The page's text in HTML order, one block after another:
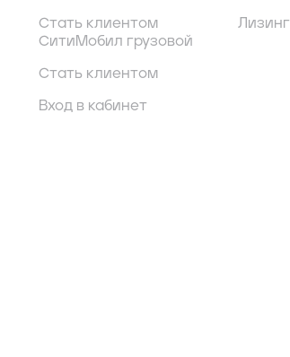
Стать клиентом
СитиМобил грузовой
Стать клиентом
Вход в кабинет
Лизинг